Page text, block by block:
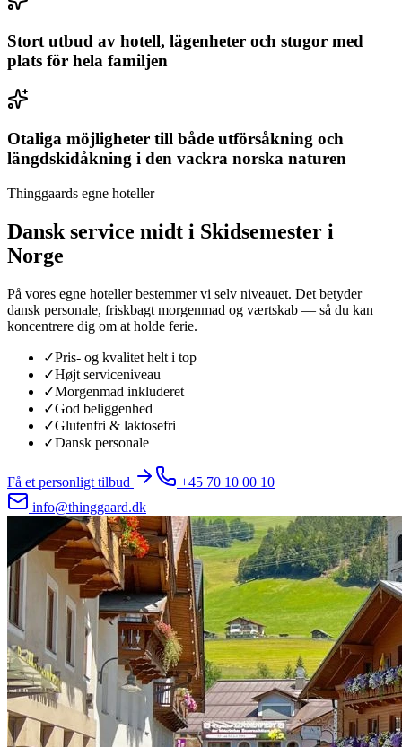
Stort utbud av hotell, lägenheter och stugor med
plats för hela familjen
Otaliga möjligheter till både utförsåkning och
längdskidåkning i den vackra norska naturen
Thinggaards egne hoteller
Dansk service midt i Skidsemester i
Norge
På vores egne hoteller bestemmer vi selv niveauet. Det betyder
dansk personale, friskbagt morgenmad og værtskab — så du kan
koncentrere dig om at holde ferie.
✓Pris- og kvalitet helt i top
✓Højt serviceniveau
✓Morgenmad inkluderet
✓God beliggenhed
✓Glutenfri & laktosefri
✓Dansk personale
Få et personligt tilbud
+45 70 10 00 10
info@thinggaard.dk